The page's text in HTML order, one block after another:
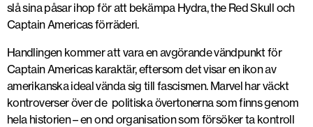
slå sina påsar ihop för att bekämpa Hydra, the Red Skull och
Captain Americas förräderi.
Handlingen kommer att vara en avgörande vändpunkt för
Captain Americas karaktär, eftersom det visar en ikon av
amerikanska ideal vända sig till fascismen. Marvel har väckt
kontroverser över de politiska övertonerna som finns genom
hela historien – en ond organisation som försöker ta kontroll